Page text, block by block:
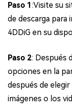
Paso 1:Visite su
de descarga para
4DDiG en su
Paso 2: Después
opciones en la
después de
imágenes o los